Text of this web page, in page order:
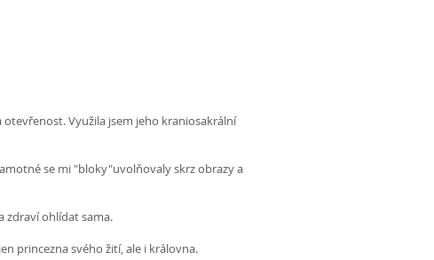
Využila jsem jeho kraniosakrální
se mi "bloky"uvolňovaly skrz obrazy a
zdraví ohlídat sama.
princezna svého žití, ale i královna.